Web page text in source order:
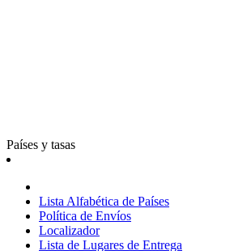
Países y tasas
Lista Alfabética de Países
Política de Envíos
Localizador
Lista de Lugares de Entrega